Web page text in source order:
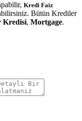
Kredi Faiz
Bütün Krediler
Kredisi, Mortgage.